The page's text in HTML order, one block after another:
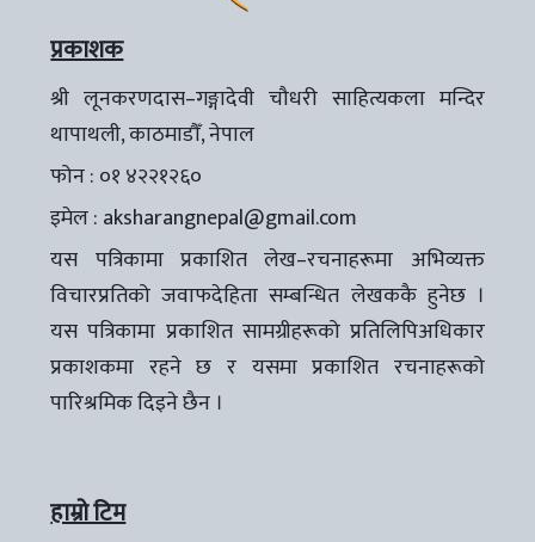
प्रकाशक
श्री लूनकरणदास–गङ्गादेवी चौधरी साहित्यकला मन्दिर
थापाथली, काठमाडौँ, नेपाल
फोन : ०१ ४२२१२६०
इमेल : aksharangnepal@gmail.com
यस पत्रिकामा प्रकाशित लेख–रचनाहरूमा अभिव्यक्त
विचारप्रतिको जवाफदेहिता सम्बन्धित लेखककै हुनेछ ।
यस पत्रिकामा प्रकाशित सामग्रीहरूको प्रतिलिपिअधिकार
प्रकाशकमा रहने छ र यसमा प्रकाशित रचनाहरूको
पारिश्रमिक दिइने छैन ।
हाम्रो टिम